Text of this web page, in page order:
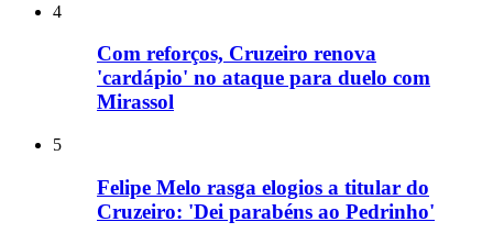
4
Com reforços, Cruzeiro renova
'cardápio' no ataque para duelo com
Mirassol
5
Felipe Melo rasga elogios a titular do
Cruzeiro: 'Dei parabéns ao Pedrinho'